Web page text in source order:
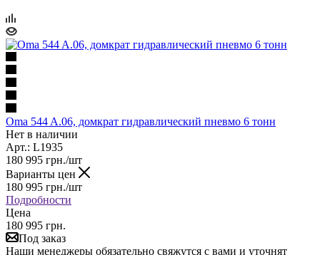
Oma 544 A.06, домкрат гидравлический пневмо 6 тонн
Нет в наличии
Арт.: L1935
180 995 грн./шт
Варианты цен
180 995 грн./шт
Подробности
Цена
180 995 грн.
Под заказ
Наши менеджеры обязательно свяжутся с вами и уточнят